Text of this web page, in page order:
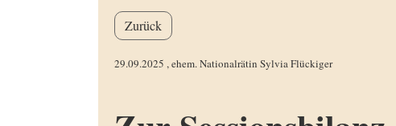
Zurück
29.09.2025 , ehem. Nationalrätin Sylvia Flückiger